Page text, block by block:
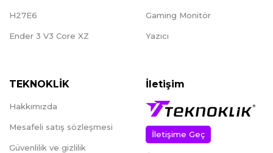
H27E6
Ender 3 V3 Core XZ
Gaming Monitör
Yazıcı
TEKNOKLİK
Hakkımızda
Mesafeli satış sözleşmesi
Güvenlilik ve gizlilik
İletişim
İletişime Geç